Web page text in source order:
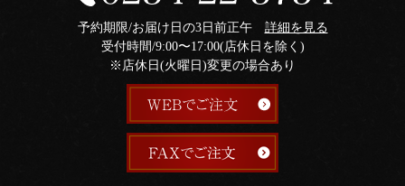
予約期限/お届け日の3日前正午 詳細を見る
受付時間/9:00〜17:00(店休日を除く)
※店休日(火曜日)変更の場合あり